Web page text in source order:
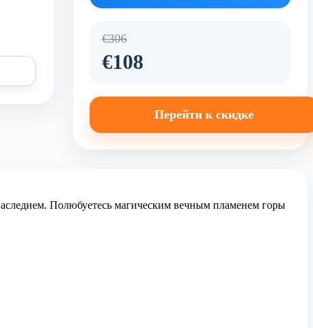
€306
€108
Перейти к скидке
Полюбуетесь магическим вечным пламенем горы